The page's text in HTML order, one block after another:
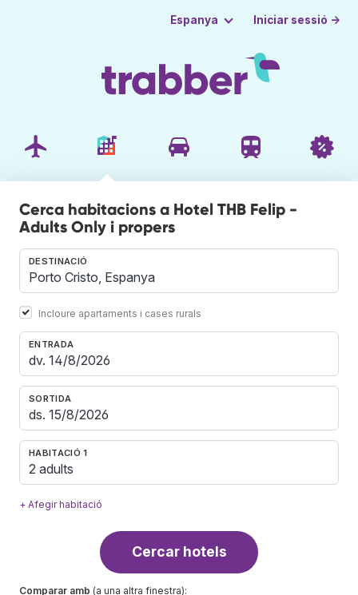
Espanya Iniciar sessió →
Cerca habitacions a Hotel THB Felip -
Adults Only i propers
DESTINACIÓ
Incloure apartaments i cases rurals
ENTRADA
SORTIDA
HABITACIÓ 1
2 adults
+ Afegir habitació
Cercar hotels
Comparar amb (a una altra finestra):